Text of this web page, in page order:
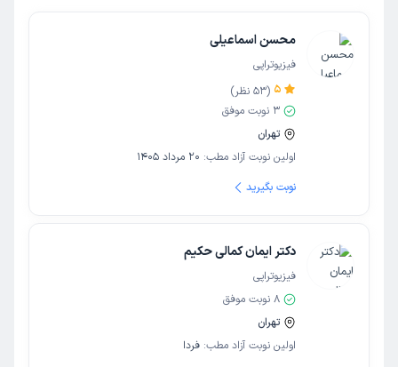
محسن اسماعیلی
فیزیوتراپی
5
(
53 نظر)
3 نوبت موفق
تهران
اولین نوبت آزاد مطب: 20 مرداد 1405
نوبت بگیرید
دکتر ایمان کمالی حکیم
فیزیوتراپی
8 نوبت موفق
تهران
اولین نوبت آزاد مطب: فردا